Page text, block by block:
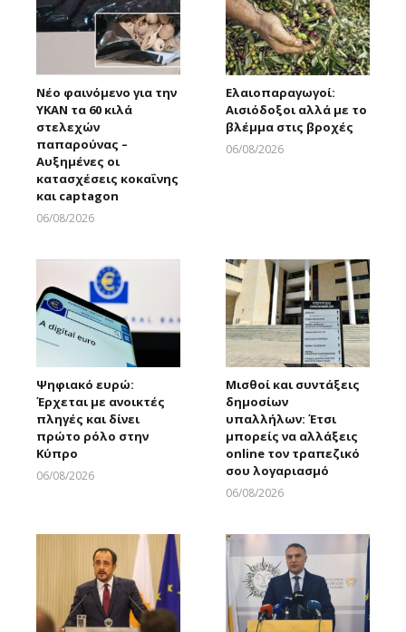
Νέο φαινόμενο για την
ΥΚΑΝ τα 60 κιλά
στελεχών
παπαρούνας –
Αυξημένες οι
κατασχέσεις κοκαΐνης
και captagon
06/08/2026
Ελαιοπαραγωγοί:
Αισιόδοξοι αλλά με το
βλέμμα στις βροχές
06/08/2026
Ψηφιακό ευρώ:
Έρχεται με ανοικτές
πληγές και δίνει
πρώτο ρόλο στην
Κύπρο
06/08/2026
Μισθοί και συντάξεις
δημοσίων
υπαλλήλων: Έτσι
μπορείς να αλλάξεις
online τον τραπεζικό
σου λογαριασμό
06/08/2026